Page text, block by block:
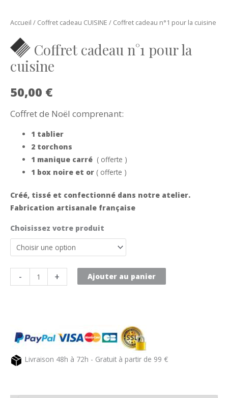
Accueil / Coffret cadeau CUISINE / Coffret cadeau n°1 pour la cuisine
Coffret cadeau n°1 pour la
cuisine
50,00 €
Coffret de Noël comprenant:
1 tablier
2 torchons
1 manique carré ( offerte )
1 box noire et or ( offerte )
Créé, tissé et confectionné dans notre atelier.
Fabrication artisanale française
Choisissez votre produit
-
de
pour
cuisine
+ Ajouter au panier
Livraison 48h à 72h - Gratuit à partir de 99 €